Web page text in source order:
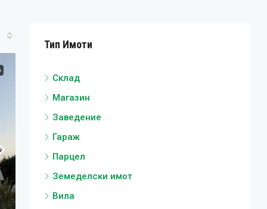
Тип Имоти
Склад
Магазин
Заведение
Гараж
Парцел
Земеделски имот
Вила